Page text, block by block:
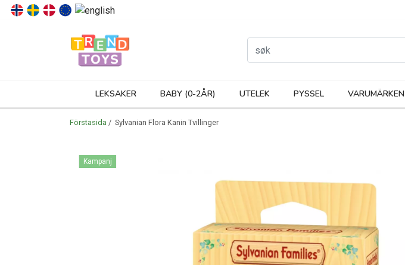
LEKSAKER BABY (0-2ÅR) UTELEK PYSSEL VARUMÄRKEN
Förstasida / Sylvanian Flora Kanin Tvillinger
Kampanj